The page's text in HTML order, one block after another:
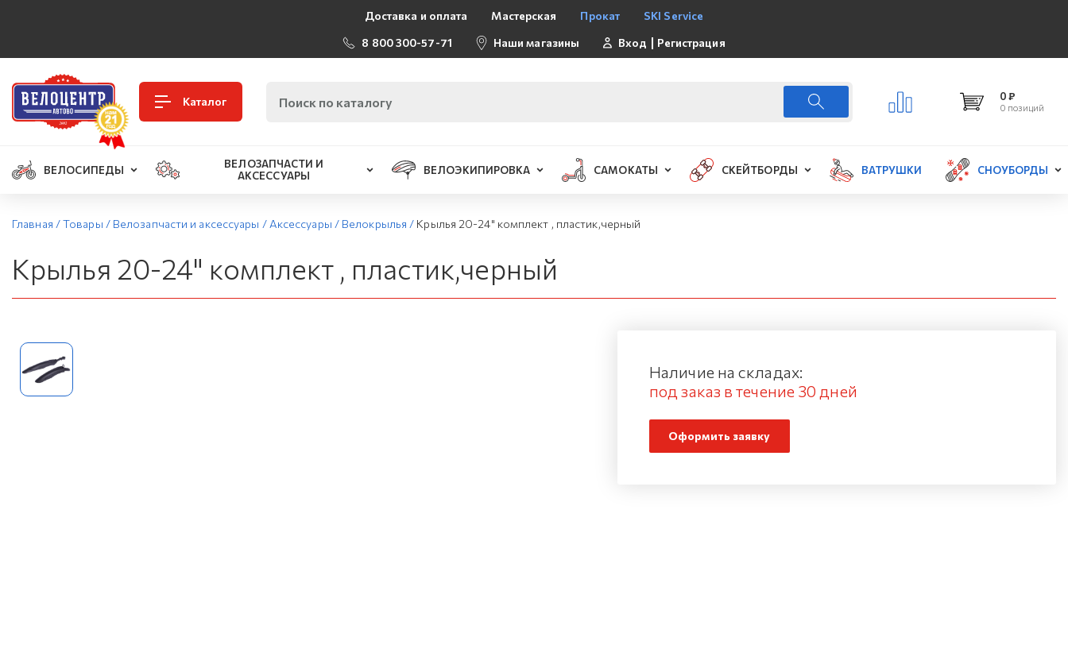
Доставка и оплата Мастерская Прокат
SKI Service
8 800 300-57-71
Наши магазины Вход Регистрация
Каталог 0 ₽
0 позиций
ВЕЛОСИПЕДЫ
ВЕЛОЗАПЧАСТИ И
АКСЕССУАРЫ
ВЕЛОЭКИПИРОВКА САМОКАТЫ СКЕЙТБОРДЫ ВАТРУШКИ СНОУБОРДЫ
Главная /Товары / Велозапчасти и аксессуары / Аксессуары / Велокрылья / Крылья 20-24" комплект , пластик,черный
Крылья 20-24" комплект , пластик,черный
Наличие на складах:
под заказ в течение 30 дней
Оформить заявку